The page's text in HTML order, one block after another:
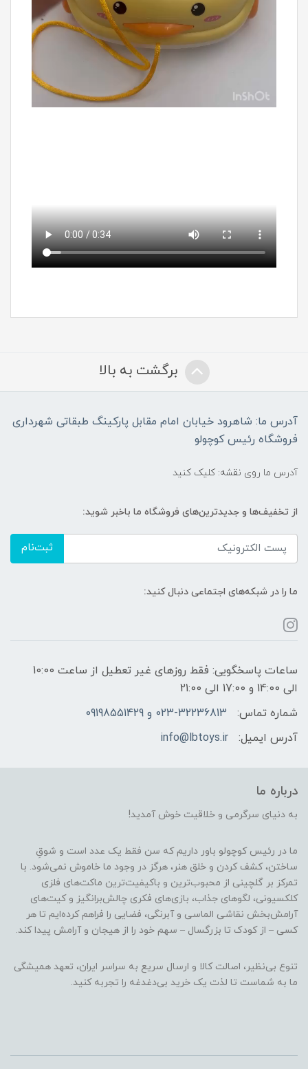
برگشت به بالا
آدرس ما: شاهرود خیابان امام مقابل پارکینگ طبقاتی شهرداری
فروشگاه رئیس کوچولو
آدرس ما روی نقشه: کلیک کنید
از تخفیف‌ها و جدیدترین‌های فروشگاه ما باخبر شوید:
ثبت‌نام
ما را در شبکه‌های اجتماعی دنبال کنید:
ساعات پاسخگویی: فقط روزهای غیر تعطیل از ساعت 10:00
الی 14:00 و 17:00 الی 21:00
شماره تماس:
023-32236813 و 09198551429
آدرس ایمیل:
info@lbtoys.ir
درباره ما
به دنیای سرگرمی و خلاقیت خوش آمدید!
ما در رئیس کوچولو باور داریم که سن فقط یک عدد است و شوقِ
ساختن، کشف کردن و خلق هنر، هرگز در وجود ما خاموش نمی‌شود. با
تمرکز بر گلچینی از محبوب‌ترین و باکیفیت‌ترین ماکت‌های فلزی
کلکسیونی، لگوهای جذاب، بازی‌های فکری چالش‌برانگیز و کیت‌های
آرامش‌بخش نقاشی الماسی و آبرنگی، فضایی را فراهم کرده‌ایم تا هر
کسی – از کودک تا بزرگسال – سهم خود را از هیجان و آرامش پیدا کند.
تنوع بی‌نظیر، اصالت کالا و ارسال سریع به سراسر ایران، تعهد همیشگی
ما به شماست تا لذت یک خرید بی‌دغدغه را تجربه کنید.